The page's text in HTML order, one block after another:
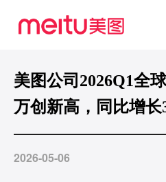
美图公司2026Q1全
万创新高，同比增长
2026-05-06